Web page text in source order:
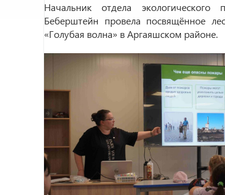
Начальник отдела экологического
Беберштейн провела посвящённое
«Голубая волна» в Аргаяшском районе.